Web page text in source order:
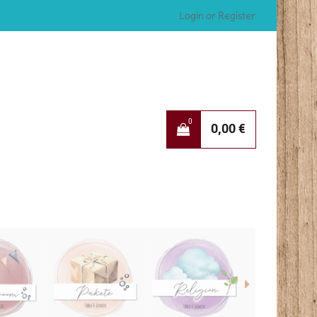
Login or Register
0 0,00€